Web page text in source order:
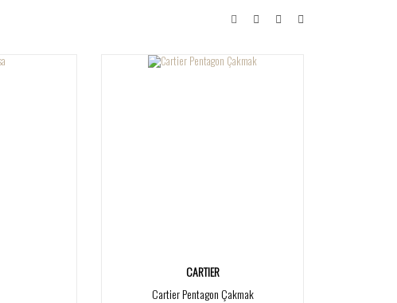
CARTIER
Cartier Pentagon Çakmak